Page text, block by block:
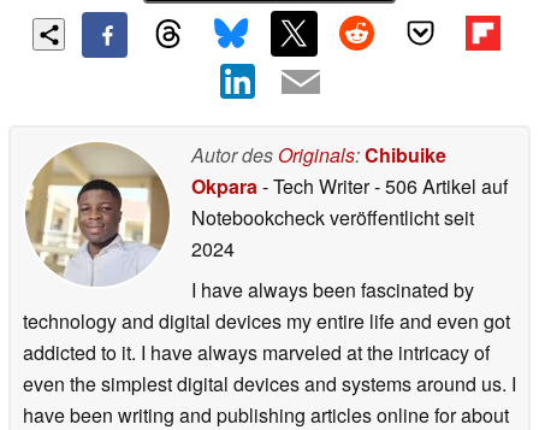
Autor des Originals:Chibuike
Okpara- Tech Writer- 506 Artikel auf
Notebookcheck veröffentlichtseit
2024
I have always been fascinated by
technology and digital devices my entire life and even got
addicted to it. I have always marveled at the intricacy of
even the simplest digital devices and systems around us. I
have been writing and publishing articles online for about